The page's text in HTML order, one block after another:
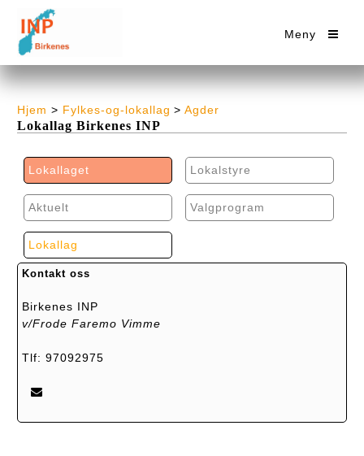
Meny
Hjem > Fylkes-og-lokallag >Agder
Lokallag Birkenes INP
Lokallaget Lokalstyre
Aktuelt Valgprogram
Lokallag
Kontakt oss
Birkenes INP
v/Frode Faremo Vimme
Tlf: 97092975